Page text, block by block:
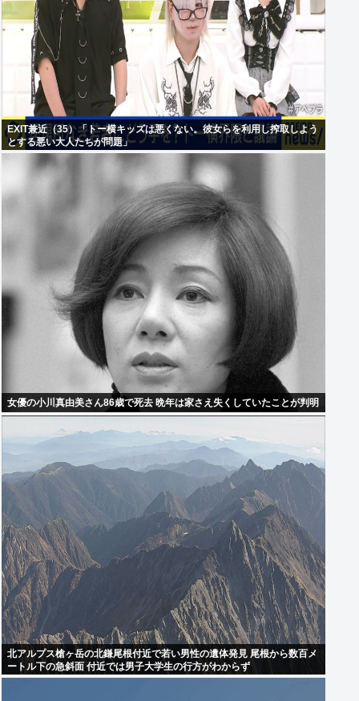
EXIT兼近（35）「トー横キッズは悪くない。彼女らを利用し搾取しよう
とする悪い大人たちが問題」
女優の小川真由美さん86歳で死去 晩年は家さえ失くしていたことが判明
北アルプス槍ヶ岳の北鎌尾根付近で若い男性の遺体発見 尾根から数百メ
ートル下の急斜面 付近では男子大学生の行方がわからず